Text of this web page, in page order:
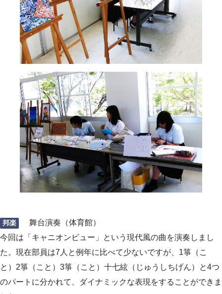
邦楽
舞台演奏（体育館）
今回は「キャニオンビュー」という現代風の曲を演奏しまし
た。現在部員は7人と例年に比べて少ないですが、1箏（こ
と）2箏（こと）3箏（こと）十七絃（じゅうしちげん）と4つ
のパートに分かれて、ダイナミックな表現をすることができま